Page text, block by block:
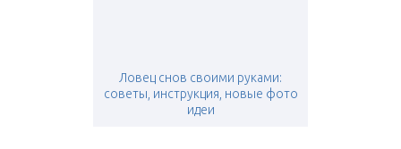
Ловец снов своими руками:
советы, инструкция, новые фото
идеи